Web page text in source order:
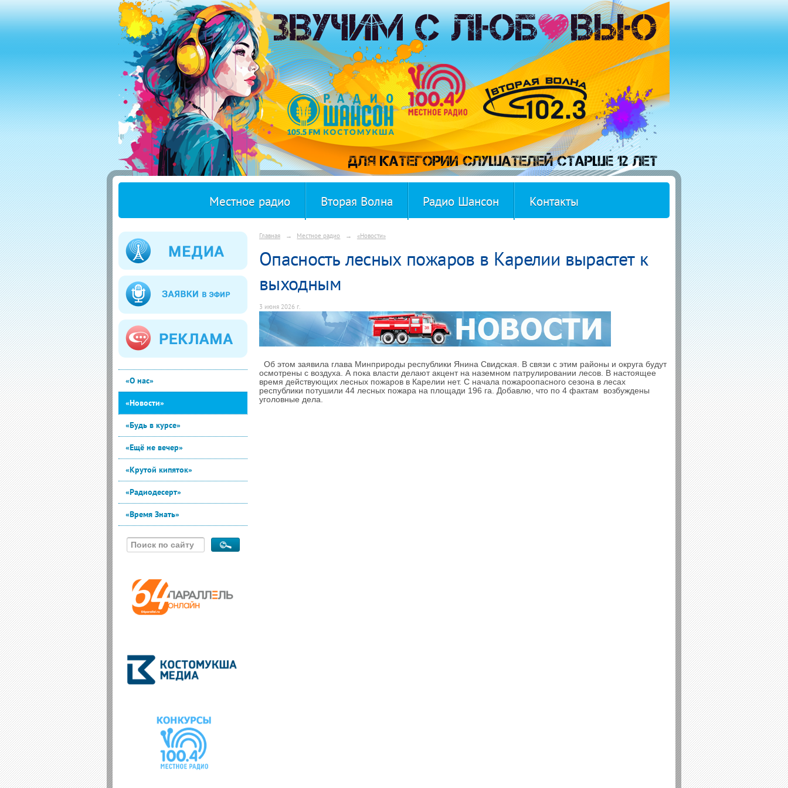
Местное радио Вторая Волна Радио Шансон Контакты
«О нас»
«Новости»
«Будь в курсе»
«Ещё не вечер»
«Крутой кипяток»
«Радиодесерт»
«Время Знать»
Главная → Местное радио → «Новости»
Опасность лесных пожаров в Карелии вырастет к
выходным
3 июня 2026 г.
Об этом заявила глава Минприроды республики Янина Свидская. В связи с этим районы и округа будут
осмотрены с воздуха. А пока власти делают акцент на наземном патрулировании лесов. В настоящее
время действующих лесных пожаров в Карелии нет. С начала пожароопасного сезона в лесах
республики потушили 44 лесных пожара на площади 196 га. Добавлю, что по 4 фактам возбуждены
уголовные дела.